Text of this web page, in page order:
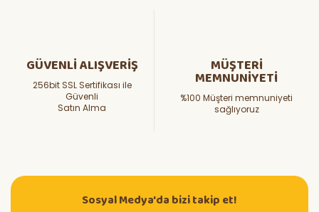
GÜVENLİ ALIŞVERİŞ
256bit SSL Sertifikası ile
Güvenli
Satın Alma
MÜŞTERİ
MEMNUNİYETİ
%100 Müşteri memnuniyeti
sağlıyoruz
Sosyal Medya'da bizi takip et!